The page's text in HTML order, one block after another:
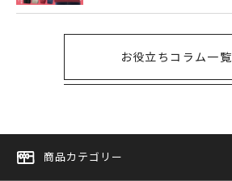
お役立ちコラム一覧
商品カテゴリー